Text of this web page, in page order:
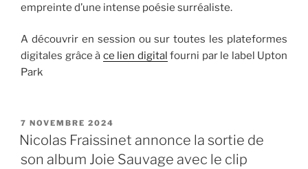
empreinte d’une intense poésie surréaliste.
A découvrir en session ou sur toutes les plateformes
digitales grâce à ce lien digital fourni par le label Upton
Park
PUBLIÉ
LE
7 NOVEMBRE 2024
Nicolas Fraissinet annonce la sortie de
son album Joie Sauvage avec le clip